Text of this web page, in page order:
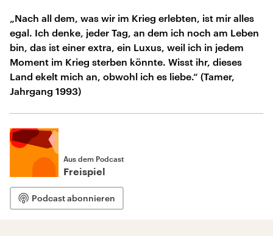
„Nach all dem, was wir im Krieg erlebten, ist mir alles
egal. Ich denke, jeder Tag, an dem ich noch am Leben
bin, das ist einer extra, ein Luxus, weil ich in jedem
Moment im Krieg sterben könnte. Wisst ihr, dieses
Land ekelt mich an, obwohl ich es liebe.“ (Tamer,
Jahrgang 1993)
Aus dem Podcast
Freispiel
Podcast abonnieren